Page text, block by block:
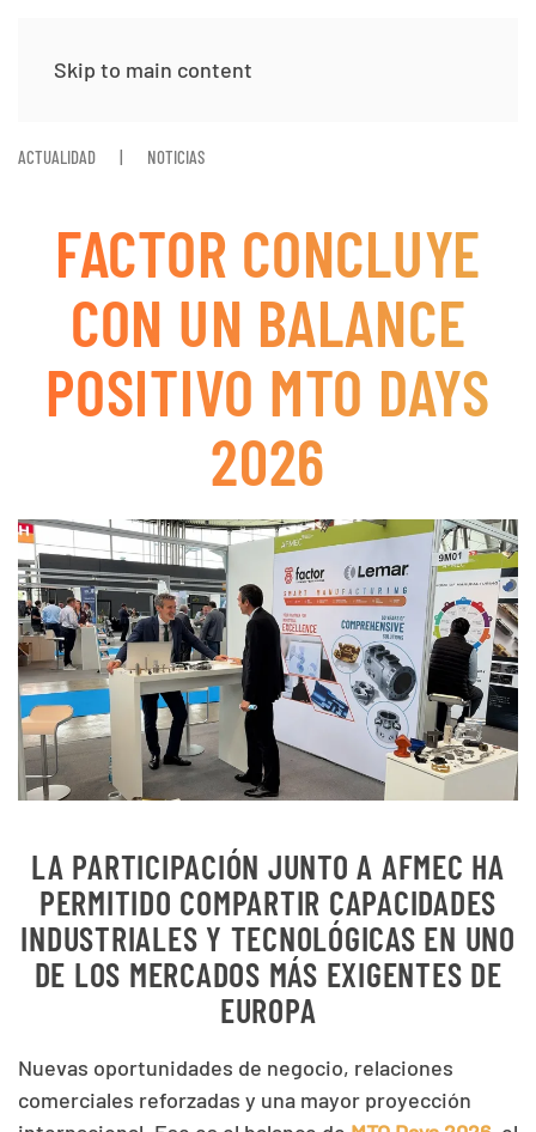
Skip to main content
ACTUALIDAD NOTICIAS
FACTOR CONCLUYE
CON UN BALANCE
POSITIVO MTO DAYS
2026
LA PARTICIPACIÓN JUNTO A AFMEC HA
PERMITIDO COMPARTIR CAPACIDADES
INDUSTRIALES Y TECNOLÓGICAS EN UNO
DE LOS MERCADOS MÁS EXIGENTES DE
EUROPA
Nuevas oportunidades de negocio, relaciones
comerciales reforzadas y una mayor proyección